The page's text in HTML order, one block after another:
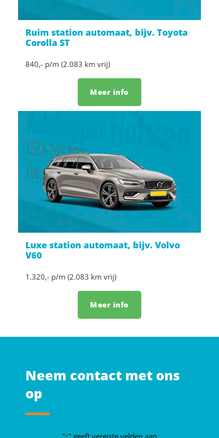
Ruim station automaat, bijv. Toyota
Corolla ST
840,- p/m (2.083 km vrij)
Meer info
Luxe station automaat, bijv. Volvo
V60
1.320,- p/m (2.083 km vrij)
Meer info
Neem contact met ons
op